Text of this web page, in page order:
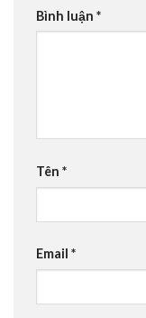
Bình luận *
Tên *
Email *